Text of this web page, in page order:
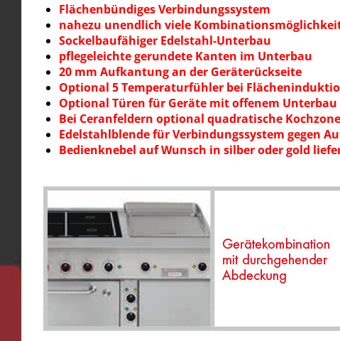
Flächenbündiges Verbindungssystem
nahezu unendlich viele
Sockelbaufähiger Edelstahl-Unterbau
pflegeleichte gerundete Kanten im Unterbau
20 mm Aufkantung an der Geräterückseite
Optional 5 Temperaturfühler bei
Optional Türen für Geräte mit offenem Unterbau
Bei Ceranfeldern optional quadratische
Edelstahlblende für Verbindungssystem gegen
Bedienknebel auf Wunsch in silber oder gold